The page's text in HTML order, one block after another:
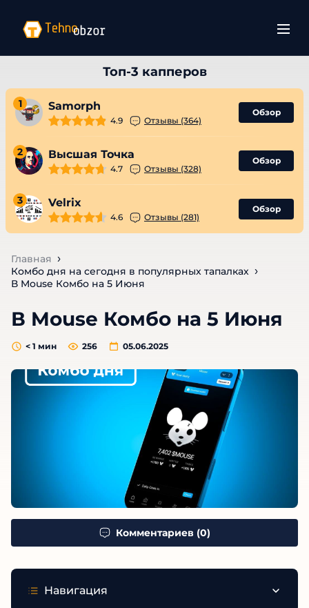
1 Samorph
4.9 Отзывы (364)
Обзор
2 Высшая Точка
4.7 Отзывы (328)
Обзор
3 Velrix
4.6 Отзывы (281)
Обзор
Главная
Комбо дня на сегодня в популярных тапалках
В Mouse Комбо на 5 Июня
В Mouse Комбо на 5 Июня
05.06.2025
< 1 мин 256
Комментариев (0)
Навигация